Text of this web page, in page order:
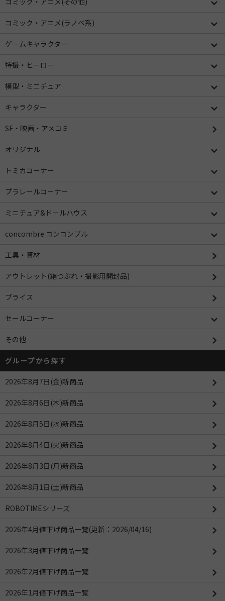
コミック・アニメ(ラノベ系)
ゲームキャラクター
特撮・ヒーロー
模型・ミニチュア
キャラクター
SF・映画・アメコミ
オリジナル
トミカコーナー
プラレールコーナー
ミニチュア&ドールハウス
concombre コンコンブル
工具・資材
アウトレット(箱つぶれ・撮影用開封品)
ブライス
セールコーナー
その他
グループから探す
2026年8月7日(金)新商品
2026年8月6日(木)新商品
2026年8月5日(水)新商品
2026年8月4日(火)新商品
2026年8月3日(月)新商品
2026年8月1日(土)新商品
ROBOTIMEシリーズ
2026年4月値下げ商品一覧(更新：2026/04/16)
2026年3月値下げ商品一覧
2026年2月値下げ商品一覧
2026年1月値下げ商品一覧